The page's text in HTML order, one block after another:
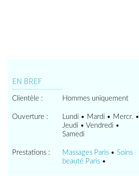
EN BREF
Clientèle : Hommes uniquement
Ouverture :
Lundi • Mardi • Mercr. •
Jeudi • Vendredi •
Samedi
Prestations : Massages Paris • Soins
beauté Paris •